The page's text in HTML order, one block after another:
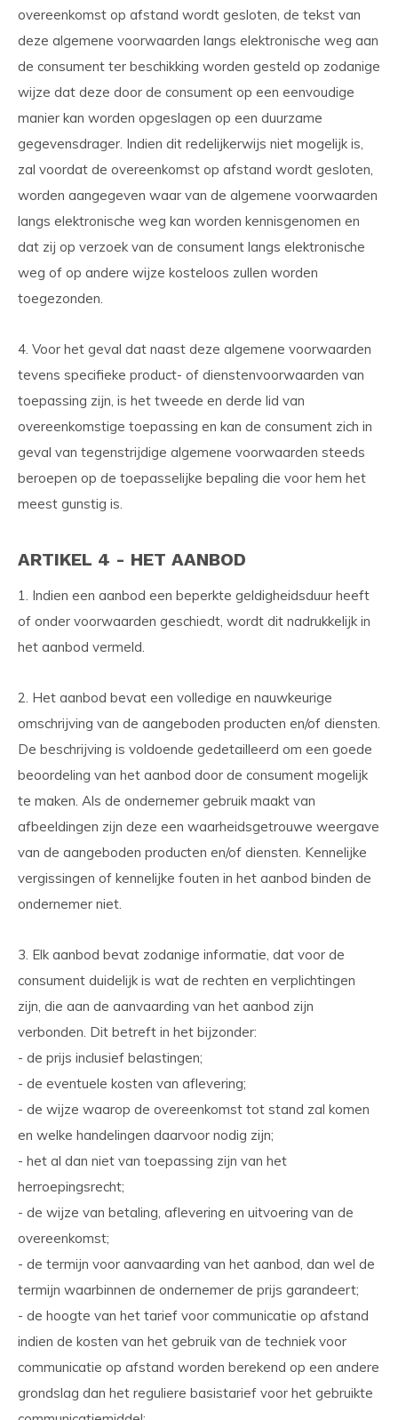
overeenkomst op afstand wordt gesloten, de tekst van
deze algemene voorwaarden langs elektronische weg aan
de consument ter beschikking worden gesteld op zodanige
wijze dat deze door de consument op een eenvoudige
manier kan worden opgeslagen op een duurzame
gegevensdrager. Indien dit redelijkerwijs niet mogelijk is,
zal voordat de overeenkomst op afstand wordt gesloten,
worden aangegeven waar van de algemene voorwaarden
langs elektronische weg kan worden kennisgenomen en
dat zij op verzoek van de consument langs elektronische
weg of op andere wijze kosteloos zullen worden
toegezonden.
4. Voor het geval dat naast deze algemene voorwaarden
tevens specifieke product- of dienstenvoorwaarden van
toepassing zijn, is het tweede en derde lid van
overeenkomstige toepassing en kan de consument zich in
geval van tegenstrijdige algemene voorwaarden steeds
beroepen op de toepasselijke bepaling die voor hem het
meest gunstig is.
ARTIKEL 4 - HET AANBOD
1. Indien een aanbod een beperkte geldigheidsduur heeft
of onder voorwaarden geschiedt, wordt dit nadrukkelijk in
het aanbod vermeld.
2. Het aanbod bevat een volledige en nauwkeurige
omschrijving van de aangeboden producten en/of diensten.
De beschrijving is voldoende gedetailleerd om een goede
beoordeling van het aanbod door de consument mogelijk
te maken. Als de ondernemer gebruik maakt van
afbeeldingen zijn deze een waarheidsgetrouwe weergave
van de aangeboden producten en/of diensten. Kennelijke
vergissingen of kennelijke fouten in het aanbod binden de
ondernemer niet.
3. Elk aanbod bevat zodanige informatie, dat voor de
consument duidelijk is wat de rechten en verplichtingen
zijn, die aan de aanvaarding van het aanbod zijn
verbonden. Dit betreft in het bijzonder:
- de prijs inclusief belastingen;
- de eventuele kosten van aflevering;
- de wijze waarop de overeenkomst tot stand zal komen
en welke handelingen daarvoor nodig zijn;
- het al dan niet van toepassing zijn van het
herroepingsrecht;
- de wijze van betaling, aflevering en uitvoering van de
overeenkomst;
- de termijn voor aanvaarding van het aanbod, dan wel de
termijn waarbinnen de ondernemer de prijs garandeert;
- de hoogte van het tarief voor communicatie op afstand
indien de kosten van het gebruik van de techniek voor
communicatie op afstand worden berekend op een andere
grondslag dan het reguliere basistarief voor het gebruikte